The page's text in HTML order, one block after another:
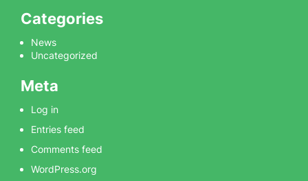
Categories
News
Uncategorized
Meta
Log in
Entries feed
Comments feed
WordPress.org